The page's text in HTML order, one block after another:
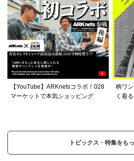
【YouTube】ARKnetsコラボ！028
マーケットで本気ショッピング
柄ワ
く着
トピックス・特集をも